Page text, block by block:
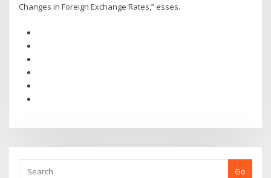
Changes in Foreign Exchange Rates,” esses.
Go